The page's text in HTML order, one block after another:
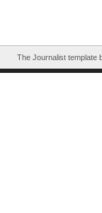
The Journalist template